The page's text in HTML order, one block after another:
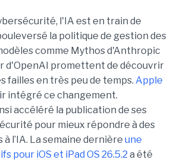
l'IA est en train de
la politique de gestion des
comme Mythos d'Anthropic
d'OpenAI promettent de découvrir
failles en très peu de temps. Apple
intégré ce changement.
accéléré la publication de ses
pour mieux répondre à des
l’IA. La semaine dernière une
pour iOS et iPad OS 26.5.2 a été